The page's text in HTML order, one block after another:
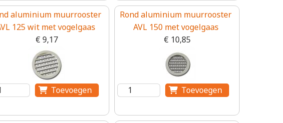
aluminium muurrooster
125 wit met vogelgaas
€ 9,17
Rond aluminium muurrooster
AVL 150 met vogelgaas
€ 10,85